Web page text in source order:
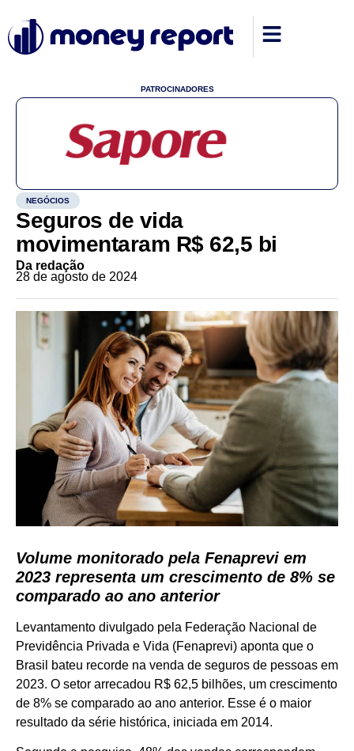
PATROCINADORES
NEGÓCIOS
Seguros de vida
movimentaram R$ 62,5 bi
Da redação
28 de agosto de 2024
Volume monitorado pela Fenaprevi em
2023 representa um crescimento de 8% se
comparado ao ano anterior
Levantamento divulgado pela Federação Nacional de
Previdência Privada e Vida (Fenaprevi) aponta que o
Brasil bateu recorde na venda de seguros de pessoas em
2023. O setor arrecadou R$ 62,5 bilhões, um crescimento
de 8% se comparado ao ano anterior. Esse é o maior
resultado da série histórica, iniciada em 2014.